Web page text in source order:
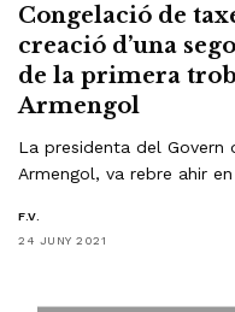
Congelació de
creació d’una
de la primera
Armengol
La presidenta del Govern
Armengol, va rebre ahir
F.V.
24 JUNY 2021